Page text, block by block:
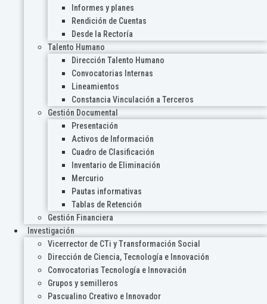
Informes y planes
Rendición de Cuentas
Desde la Rectoría
Talento Humano
Dirección Talento Humano
Convocatorias Internas
Lineamientos
Constancia Vinculación a Terceros
Gestión Documental
Presentación
Activos de Información
Cuadro de Clasificación
Inventario de Eliminación
Mercurio
Pautas informativas
Tablas de Retención
Gestión Financiera
Investigación
Vicerrector de CTi y Transformación Social
Dirección de Ciencia, Tecnología e Innovación
Convocatorias Tecnología e Innovación
Grupos y semilleros
Pascualino Creativo e Innovador